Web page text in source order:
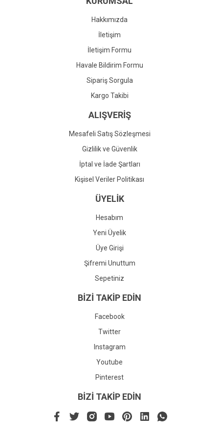
Gönder
Hakkımızda
İletişim
İletişim Formu
Havale Bildirim Formu
Sipariş Sorgula
Kargo Takibi
ALIŞVERİŞ
Mesafeli Satış Sözleşmesi
Gizlilik ve Güvenlik
İptal ve İade Şartları
Kişisel Veriler Politikası
ÜYELİK
Hesabım
Yeni Üyelik
Üye Girişi
Şifremi Unuttum
Sepetiniz
BİZİ TAKİP EDİN
Facebook
Twitter
Instagram
Youtube
Pinterest
BİZİ TAKİP EDİN